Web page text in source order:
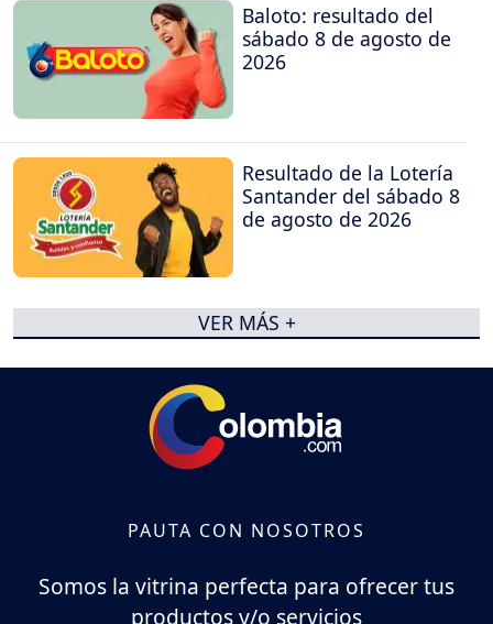
Baloto: resultado del
sábado 8 de agosto de
2026
Resultado de la Lotería
Santander del sábado 8
de agosto de 2026
VER MÁS +
PAUTA CON NOSOTROS
Somos la vitrina perfecta para ofrecer tus
productos y/o servicios